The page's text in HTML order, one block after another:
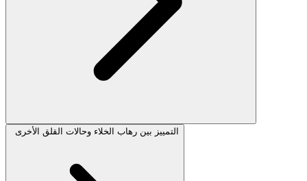
التمييز بين رهاب الخلاء وحالات القلق الأخرى